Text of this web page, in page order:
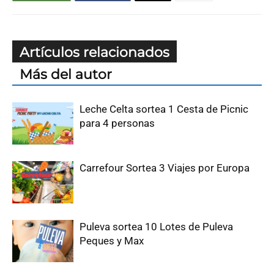
Artículos relacionados
Más del autor
Leche Celta sortea 1 Cesta de Picnic
para 4 personas
Carrefour Sortea 3 Viajes por Europa
Puleva sortea 10 Lotes de Puleva
Peques y Max